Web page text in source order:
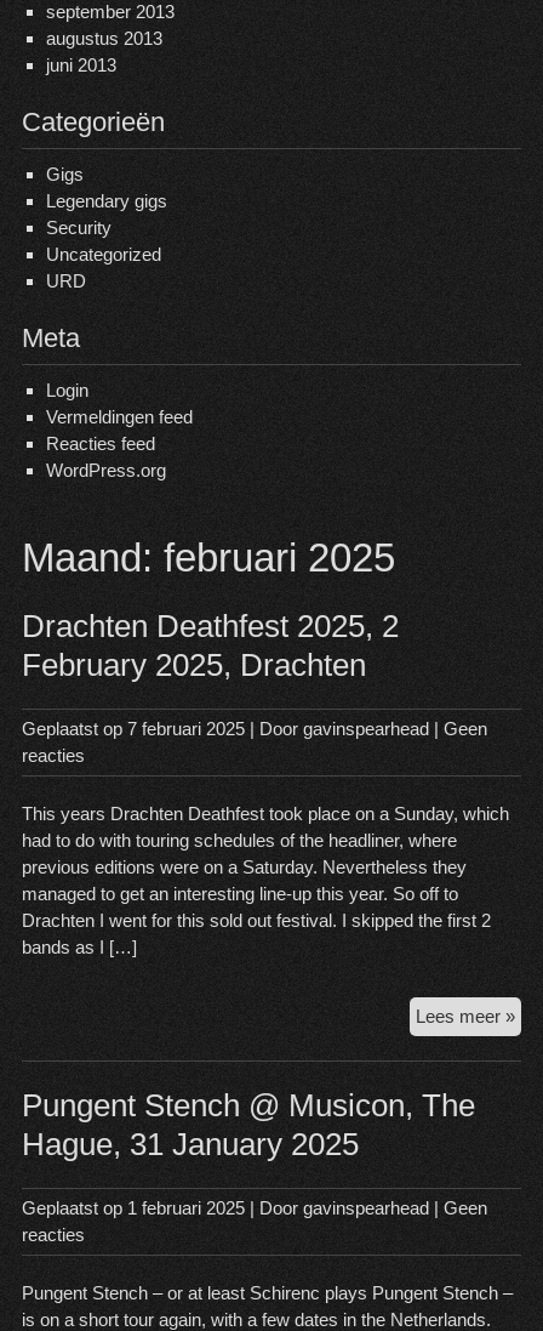
september 2013
augustus 2013
juni 2013
Categorieën
Gigs
Legendary gigs
Security
Uncategorized
URD
Meta
Login
Vermeldingen feed
Reacties feed
WordPress.org
Maand:februari 2025
Drachten Deathfest 2025, 2
February 2025, Drachten
Geplaatst op 7 februari 2025| Door gavinspearhead| Geen
reacties
This years Drachten Deathfest took place on a Sunday, which
had to do with touring schedules of the headliner, where
previous editions were on a Saturday. Nevertheless they
managed to get an interesting line-up this year. So off to
Drachten I went for this sold out festival. I skipped the first 2
bands as I […]
Lees meer »
Pungent Stench @ Musicon, The
Hague, 31 January 2025
Geplaatst op 1 februari 2025| Door gavinspearhead| Geen
reacties
Pungent Stench – or at least Schirenc plays Pungent Stench –
is on a short tour again, with a few dates in the Netherlands.